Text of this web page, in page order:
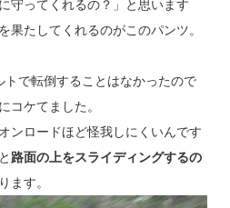
守ってくれるの？」と思います
果たしてくれるのがこのパンツ。
トで転倒することはなかったので
コケてました。
ンロードほど怪我しにくいんです
路面の上をスライディングするの
ます。